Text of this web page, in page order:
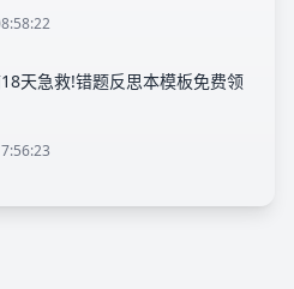
天急救!错题反思本模板免费领